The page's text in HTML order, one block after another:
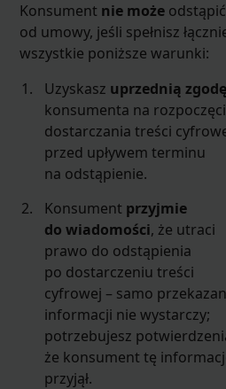
Konsument nie możeodstąpić
od umowy, jeśli spełnisz
wszystkie poniższe warunki:
Uzyskasz uprzednią zgodę
konsumenta na
dostarczania treści
przed upływem terminu
na odstąpienie.
Konsument przyjmie
do wiadomości, że utraci
prawo do odstąpienia
po dostarczeniu treści
cyfrowej – samo
informacji nie wystarczy;
potrzebujesz
że konsument tę
przyjął.